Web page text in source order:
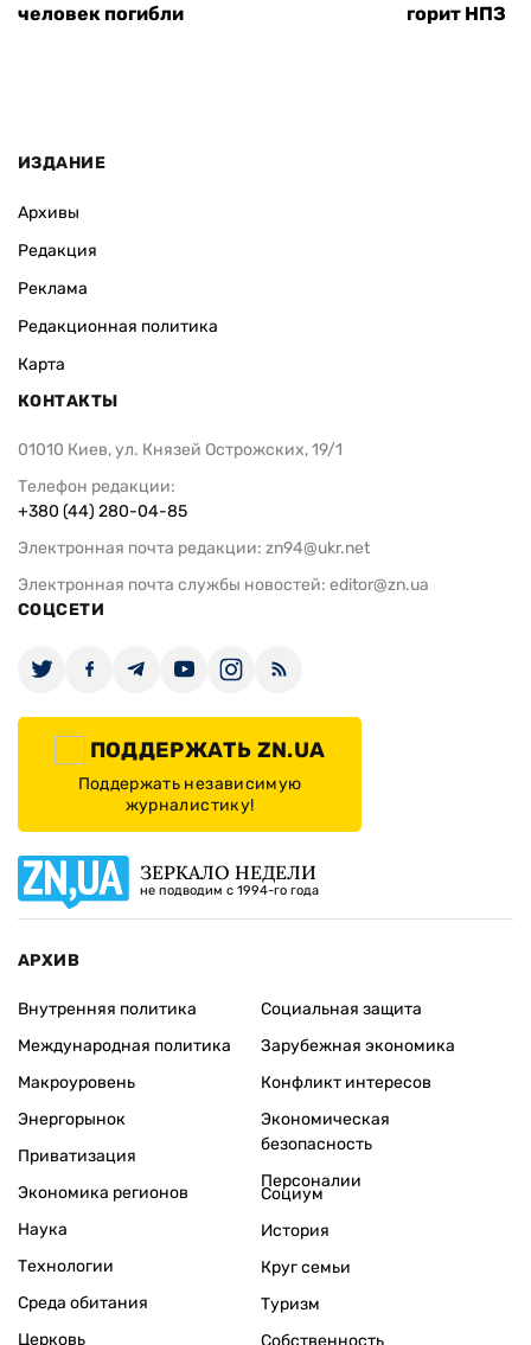
человек погибли
горит НПЗ
ИЗДАНИЕ
Архивы
Редакция
Реклама
Редакционная политика
Карта
КОНТАКТЫ
01010 Киев, ул. Князей Острожских, 19/1
Телефон редакции:
+380 (44) 280-04-85
Электронная почта редакции: zn94@ukr.net
Электронная почта службы новостей: editor@zn.ua
СОЦСЕТИ
ПОДДЕРЖАТЬ ZN.UA
Поддержать независимую
журналистику!
ЗЕРКАЛО НЕДЕЛИ
не подводим с 1994-го года
АРХИВ
Внутренняя политика
Международная политика
Макроуровень
Энергорынок
Приватизация
Экономика регионов
Социальная защита
Зарубежная экономика
Конфликт интересов
Экономическая
безопасность
Персоналии
Наука
Технологии
Среда обитания
Церковь
Социум
История
Круг семьи
Туризм
Собственность